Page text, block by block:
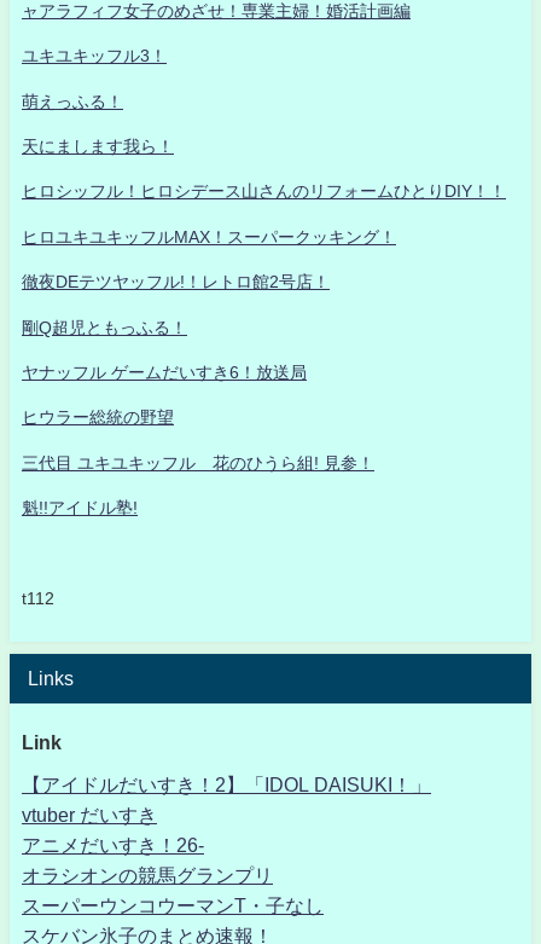
ャアラフィフ女子のめざせ！専業主婦！婚活計画編
ユキユキッフル3！
萌えっふる！
天にまします我ら！
ヒロシッフル！ヒロシデース山さんのリフォームひとりDIY！！
ヒロユキユキッフルMAX！スーパークッキング！
徹夜DEテツヤッフル!！レトロ館2号店！
剛Q超児ともっふる！
ヤナッフル ゲームだいすき6！放送局
ヒウラー総統の野望
三代目 ユキユキッフル 花のひうら組! 見参！
魁!!アイドル塾!
t112
Links
Link
【アイドルだいすき！2】「IDOL DAISUKI！」
vtuber だいすき
アニメだいすき！26-
オラシオンの競馬グランプリ
スーパーウンコウーマンT・子なし
スケバン氷子のまとめ速報！